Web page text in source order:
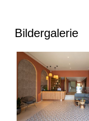
Bildergalerie